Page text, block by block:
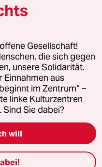
GmbH
oder für Genehmigungen
Richtlinien
Impressum AGB
(Ads)
Gesellschaft!
die sich gegen
unsere Solidarität.
Einnahmen aus
im Zentrum“ –
linke Kulturzentren
Sie dabei?
will